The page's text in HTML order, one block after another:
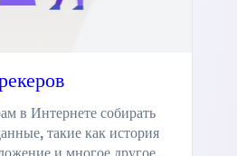
в Интернете собирать
такие как история